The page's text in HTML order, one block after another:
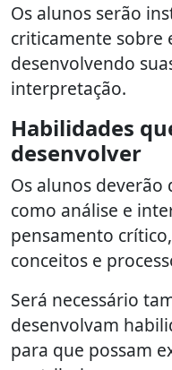
Os alunos serão
criticamente sobre
desenvolvendo
interpretação.
Habilidades
desenvolver
Os alunos
como análise e
pensamento
conceitos e
Será necessário
desenvolvam
para que possam